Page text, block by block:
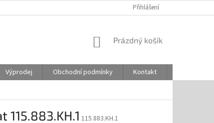
Přihlášení
NÁKUPNÍ
Prázdný košík
Výprodej Obchodní podmínky Kontakt
115.883.KH.1